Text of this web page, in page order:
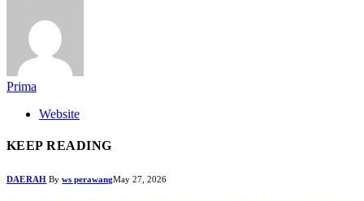
Prima
Website
KEEP READING
DAERAH By ws perawangMay 27, 2026